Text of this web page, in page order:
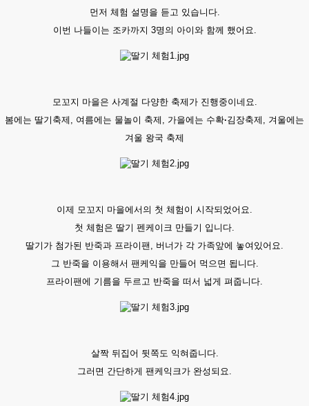
먼저 체험 설명을 듣고 있습니다.
이번 나들이는 조카까지 3명의 아이와 함께 했어요.
모꼬지 마을은 사계절 다양한 축제가 진행중이네요.
봄에는 딸기축제, 여름에는 물놀이 축제, 가을에는 수확·김장축제, 겨울에는
겨울 왕국 축제
이제 모꼬지 마을에서의 첫 체험이 시작되었어요.
첫 체험은 딸기 펜케이크 만들기 입니다.
딸기가 첨가된 반죽과 프라이팬, 버너가 각 가족앞에 놓여있어요.
그 반죽을 이용해서 팬케익을 만들어 먹으면 됩니다.
프라이팬에 기름을 두르고 반죽을 떠서 넓게 펴줍니다.
살짝 뒤집어 뒷쪽도 익혀줍니다.
그러면 간단하게 팬케익크가 완성되요.